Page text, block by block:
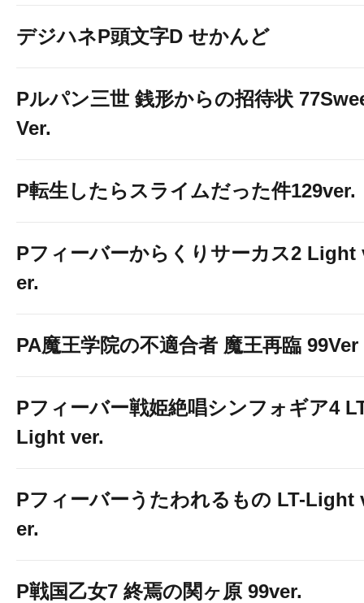
デジハネP頭文字D せかんど
Pルパン三世 銭形からの招待状
Ver.
P転生したらスライムだった件129ver.
Pフィーバーからくりサーカス2 Light
er.
PA魔王学院の不適合者 魔王再臨 99Ver
Pフィーバー戦姫絶唱シンフォギア4
Light ver.
Pフィーバーうたわれるもの LT-Light
er.
P戦国乙女7 終焉の関ヶ原 99ver.